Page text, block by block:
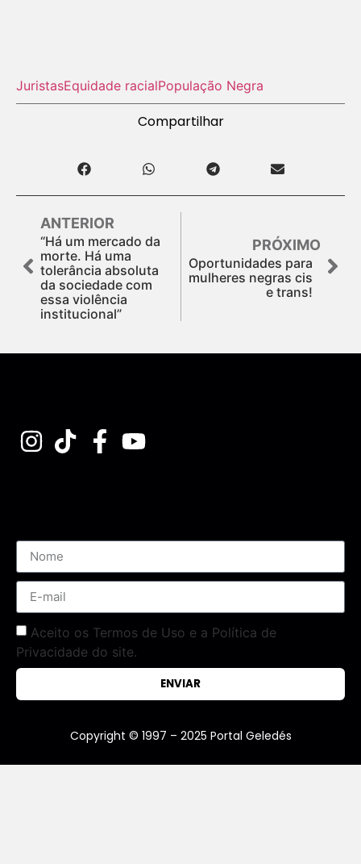
JuristasEquidade racialPopulação Negra
Compartilhar
ANTERIOR
“Há um mercado da
morte. Há uma
tolerância absoluta
da sociedade com
essa violência
institucional”
PRÓXIMO
Oportunidades para
mulheres negras cis
e trans!
Aceito os Termos de Uso e a Política de
Privacidade do site.
ENVIAR
Copyright © 1997 – 2025 Portal Geledés